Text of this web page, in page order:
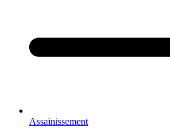
Assainissement